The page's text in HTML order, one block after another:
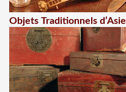
Objets Traditionnels d’Asie